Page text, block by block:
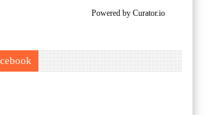
Powered by Curator.io